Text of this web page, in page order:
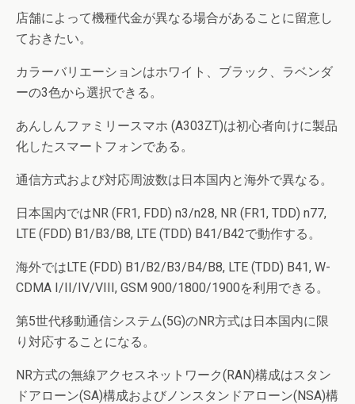
店舗によって機種代金が異なる場合があることに留意し
ておきたい。
カラーバリエーションはホワイト、ブラック、ラベンダ
ーの3色から選択できる。
あんしんファミリースマホ (A303ZT)は初心者向けに製品
化したスマートフォンである。
通信方式および対応周波数は日本国内と海外で異なる。
日本国内ではNR (FR1, FDD) n3/n28, NR (FR1, TDD) n77,
LTE (FDD) B1/B3/B8, LTE (TDD) B41/B42で動作する。
海外ではLTE (FDD) B1/B2/B3/B4/B8, LTE (TDD) B41, W-
CDMA I/II/IV/VIII, GSM 900/1800/1900を利用できる。
第5世代移動通信システム(5G)のNR方式は日本国内に限
り対応することになる。
NR方式の無線アクセスネットワーク(RAN)構成はスタン
ドアローン(SA)構成およびノンスタンドアローン(NSA)構